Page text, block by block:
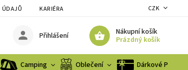
ÚDAJŮ KARIÉRA CZK
Nákupní košík
Prázdný košík
Přihlášení
Camping Oblečení Dárkové